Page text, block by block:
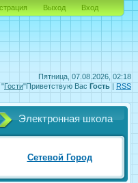
Пятница, 07.08.2026, 02:18
"Гости"Приветствую Вас Гость | RSS
Выход Вход
Электронная школа
Сетевой Город